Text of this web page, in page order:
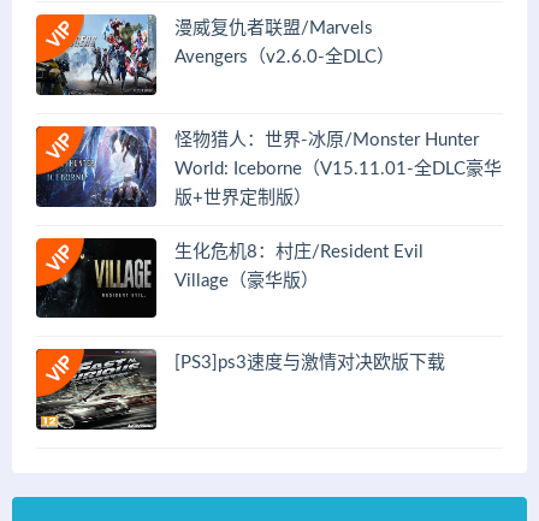
漫威复仇者联盟/Marvels
Avengers（v2.6.0-全DLC）
怪物猎人：世界-冰原/Monster Hunter
World: Iceborne（V15.11.01-全DLC豪华
版+世界定制版）
生化危机8：村庄/Resident Evil
Village（豪华版）
[PS3]ps3速度与激情对决欧版下载